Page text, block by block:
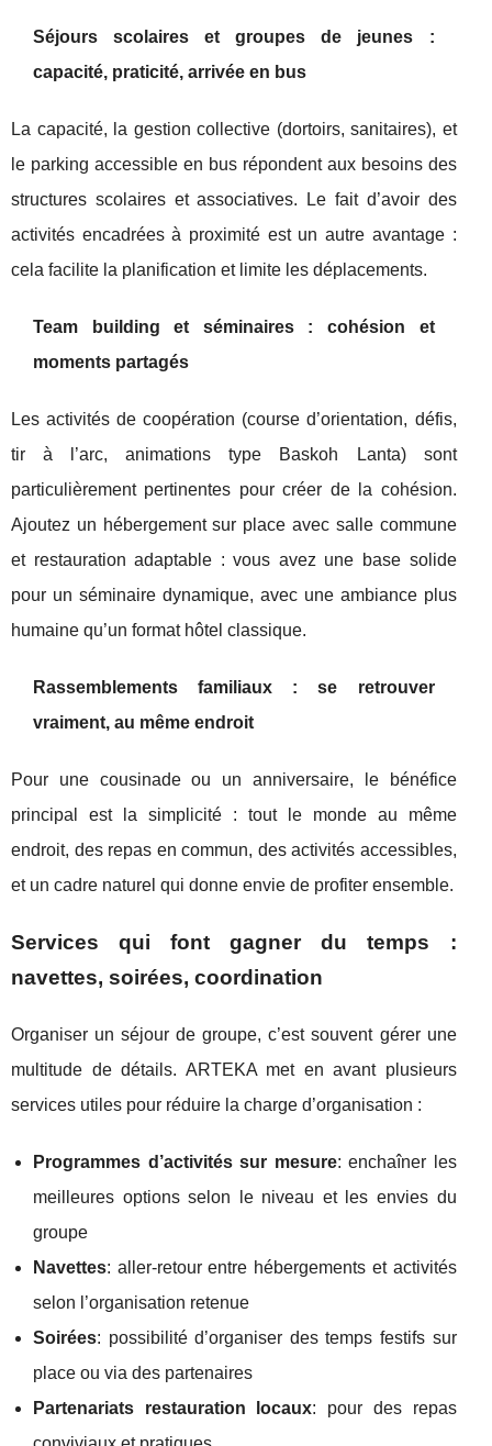
Séjours scolaires et groupes de jeunes :
capacité, praticité, arrivée en bus
La capacité, la gestion collective (dortoirs, sanitaires), et
le parking accessible en bus répondent aux besoins des
structures scolaires et associatives. Le fait d’avoir des
activités encadrées à proximité est un autre avantage :
cela facilite la planification et limite les déplacements.
Team building et séminaires : cohésion et
moments partagés
Les activités de coopération (course d’orientation, défis,
tir à l’arc, animations type Baskoh Lanta) sont
particulièrement pertinentes pour créer de la cohésion.
Ajoutez un hébergement sur place avec salle commune
et restauration adaptable : vous avez une base solide
pour un séminaire dynamique, avec une ambiance plus
humaine qu’un format hôtel classique.
Rassemblements familiaux : se retrouver
vraiment, au même endroit
Pour une cousinade ou un anniversaire, le bénéfice
principal est la simplicité : tout le monde au même
endroit, des repas en commun, des activités accessibles,
et un cadre naturel qui donne envie de profiter ensemble.
Services qui font gagner du temps :
navettes, soirées, coordination
Organiser un séjour de groupe, c’est souvent gérer une
multitude de détails. ARTEKA met en avant plusieurs
services utiles pour réduire la charge d’organisation :
Programmes d’activités sur mesure: enchaîner les
meilleures options selon le niveau et les envies du
groupe
Navettes: aller-retour entre hébergements et activités
selon l’organisation retenue
Soirées: possibilité d’organiser des temps festifs sur
place ou via des partenaires
Partenariats restauration locaux: pour des repas